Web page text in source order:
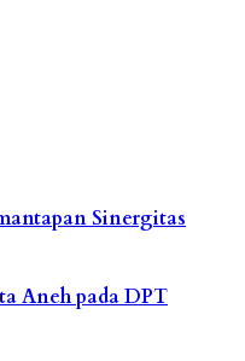
Sinergitas
Aneh pada DPT